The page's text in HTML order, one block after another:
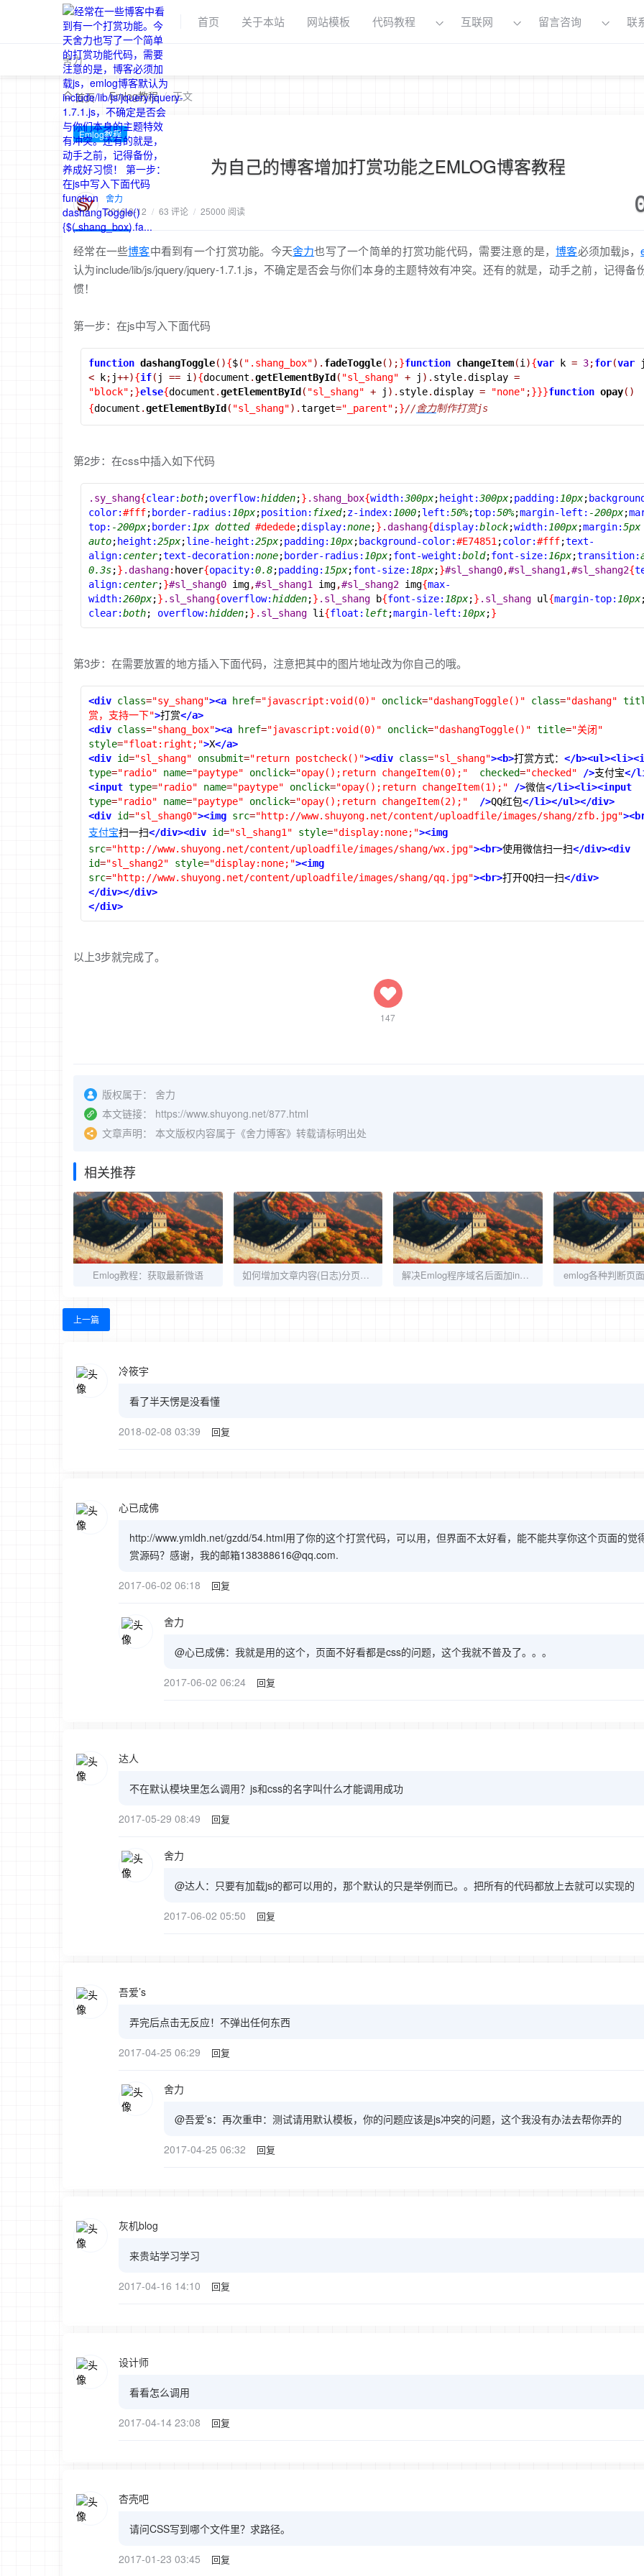
首页 关于本站 网站模板 代码教程 互联网 留言咨询 联
舍力
首页 / Emlog教程 / 正文
Emlog教程
为自己的博客增加打赏功能之EMLOG博客教程
舍力
2016-8-12 / 63 评论 / 25000 阅读
经常在一些博客中看到有一个打赏功能。今天舍力也写了一个简单的打赏功能代码，需要注意的是，博客必须加载js，
认为include/lib/js/jquery/jquery-1.7.1.js，不确定是否会与你们本身的主题特效有冲突。还有的就是，动手之前，记得备
惯！
第一步：在js中写入下面代码
function dashangToggle(){$( ".shang_box"). fadeToggle();}function changeItem(i ){var k = 3;for(var
< k; j++){if( j == i ){document .getElementById ( "sl_shang" + j ). style.display =
"block" ;}else{document .getElementById ( "sl_shang" + j ). style.display = "none" ;}}}function opay()
{document .getElementById ( "sl_shang").target="_parent" ;}//舍力制作打赏js
第2步：在css中插入如下代码
.sy_shang{clear:both;overflow:hidden;} .shang_box{width:300px; height:300px;padding: 10px;
color:#fff; border-radius: 10px;position: fixed;z-index: 1000;left:50%;top:50%;margin-left: -200px;
top: -200px; border: 1px dotted #dedede;display:none;} .dashang{display:block;width: 100px;margin:5px
auto; height:25px;line-height:25px;padding: 10px; background-color:#E74851 ;color:#fff;text-
align: center;text-decoration:none; border-radius: 10px;font-weight:bold;font-size: 16px;transition:
0.3s;} .dashang: hover{opacity:0.8;padding: 15px;font-size: 18px;}#sl_shang0,#sl_shang1 ,#sl_shang2{
align: center;}#sl_shang0 img,#sl_shang1 img,#sl_shang2 img{max-
width:260px;} .sl_shang{overflow:hidden;} .sl_shang b{font-size: 18px;} .sl_shang ul {margin-top: 10px
clear:both; overflow:hidden;} .sl_shang li {float: left;margin-left: 10px;}
第3步：在需要放置的地方插入下面代码，注意把其中的图片地址改为你自己的哦。
<div class="sy_shang"><a href="javascript:void(0)" onclick="dashangToggle()" class="dashang"
赏，支持一下">打赏</a>
<div class="shang_box"><a href="javascript:void(0)" onclick="dashangToggle()" title="关闭"
style="float:right;">X</a>
<div id="sl_shang" onsubmit="return postcheck()"><div class="sl_shang"><b>打赏方式： </
type="radio" name="paytype" onclick="opay();return changeItem(0);" checked="checked" />支付宝</
<input type="radio" name="paytype" onclick="opay();return changeItem(1);" />微信</li><li><input
type="radio" name="paytype" onclick="opay();return changeItem(2);" />QQ红包</li></ul></div>
<div id="sl_shang0"><img src="http://www.shuyong.net/content/uploadfile/images/shang/zfb.jpg"
支付宝扫一扫</div><div id="sl_shang1" style="display:none;"><img
src="http://www.shuyong.net/content/uploadfile/images/shang/wx.jpg"><br>使用微信扫一扫</div><div
id="sl_shang2" style="display:none;"><img
src="http://www.shuyong.net/content/uploadfile/images/shang/qq.jpg"><br>打开QQ扫一扫</div>
</div></div>
</div>
以上3步就完成了。
147
版权属于：
舍力
本文链接：
https://www.shuyong.net/877.html
文章声明：
本文版权内容属于《舍力博客》转载请标明出处
相关推荐
Emlog教程：获取最新微语 如何增加文章内容(日志)分页功能的方法分享 解决Emlog程序域名后面加index.php打不开网站造成不能实现评论的方法 emlog各种判断页
上一篇
冷筱宇
看了半天愣是没看懂
2018-02-08 03:39 回复
心已成佛
http://www.ymldh.net/gzdd/54.html用了你的这个打赏代码，可以用，但界面不太好看，能不能共享你这个页面的觉
赏源码？感谢，我的邮箱138388616@qq.com.
2017-06-02 06:18 回复
舍力
@心已成佛：我就是用的这个，页面不好看都是css的问题，这个我就不普及了。。。
2017-06-02 06:24 回复
达人
不在默认模块里怎么调用？js和css的名字叫什么才能调用成功
2017-05-29 08:49 回复
舍力
@达人：只要有加载js的都可以用的，那个默认的只是举例而已。。把所有的代码都放上去就可以实现的
2017-06-02 05:50 回复
吾爱’s
弄完后点击无反应！不弹出任何东西
2017-04-25 06:29 回复
舍力
@吾爱’s：再次重申：测试请用默认模板，你的问题应该是js冲突的问题，这个我没有办法去帮你弄的
2017-04-25 06:32 回复
灰机blog
来贵站学习学习
2017-04-16 14:10 回复
设计师
看看怎么调用
2017-04-14 23:08 回复
杏壳吧
请问CSS写到哪个文件里？求路径。
2017-01-23 03:45 回复